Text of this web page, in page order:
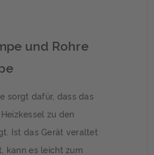
und Rohre
sorgt dafür, dass das
zu den
Ist das Gerät veraltet
kann es leicht zum